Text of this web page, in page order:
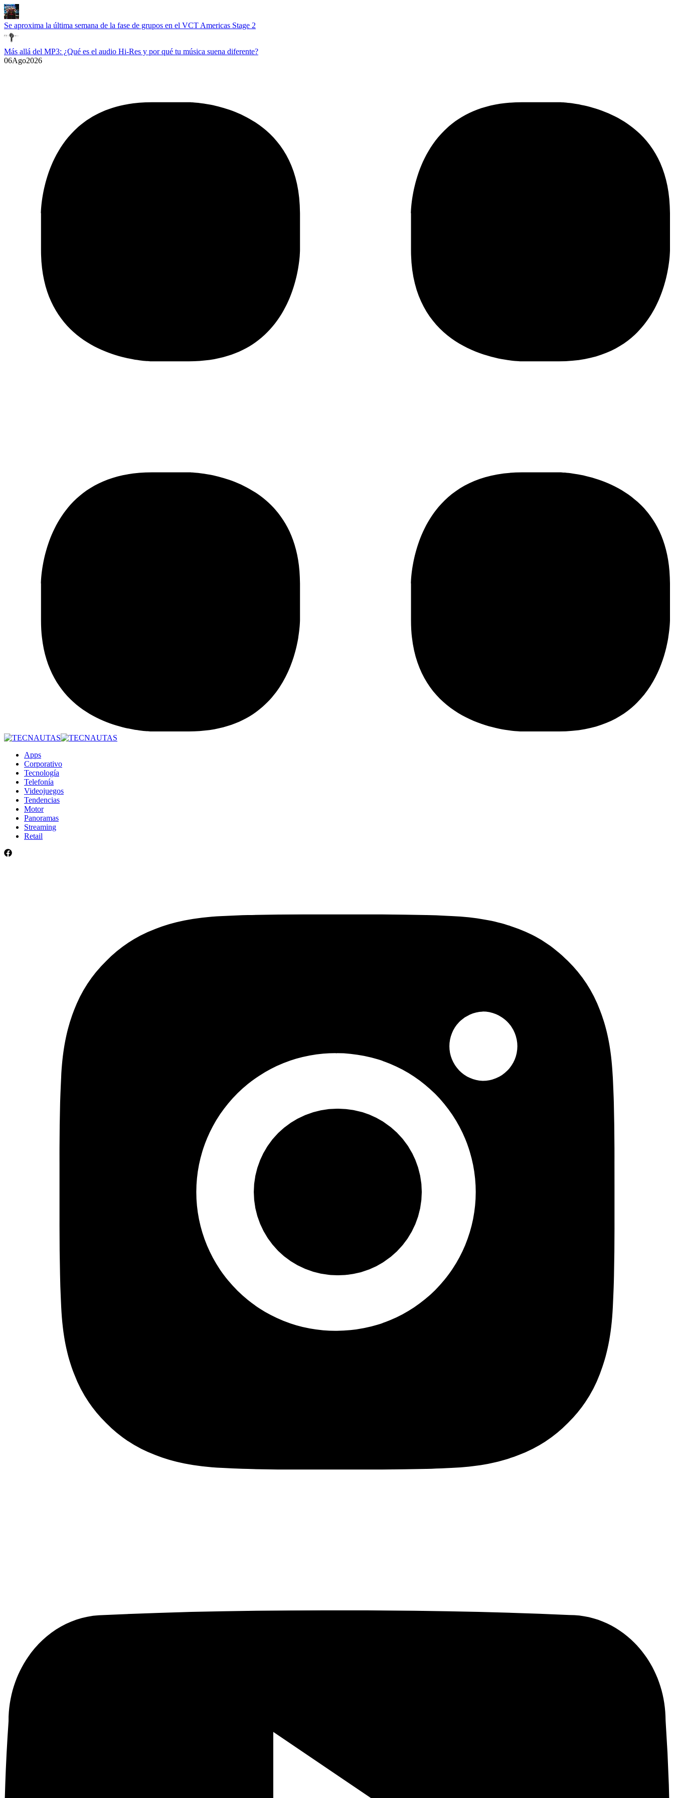
Se aproxima la última semana de la fase de grupos en el VCT Americas Stage 2
Más allá del MP3: ¿Qué es el audio Hi-Res y por qué tu música suena diferente?
06Ago2026
Apps
Corporativo
Tecnología
Telefonía
Videojuegos
Tendencias
Motor
Panoramas
Streaming
Retail